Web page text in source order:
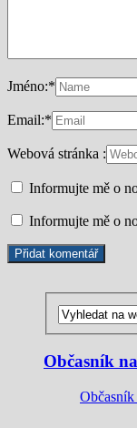
Jméno:*
Email:*
Webová stránka :
Informujte mě o
Informujte mě o
Občasník